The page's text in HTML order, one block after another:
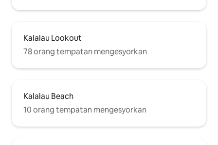
Kalalau Lookout
78 orang tempatan mengesyorkan
Kalalau Beach
10 orang tempatan mengesyorkan